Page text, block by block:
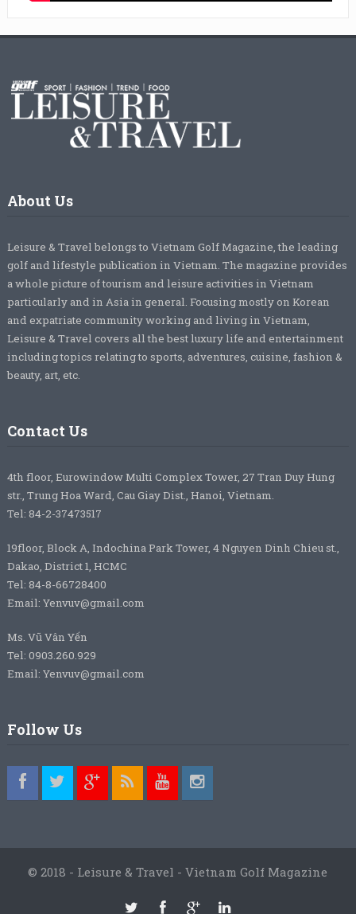
About Us
Leisure & Travel belongs to Vietnam Golf Magazine, the leading
golf and lifestyle publication in Vietnam. The magazine provides
a whole picture of tourism and leisure activities in Vietnam
particularly and in Asia in general. Focusing mostly on Korean
and expatriate community working and living in Vietnam,
Leisure & Travel covers all the best luxury life and entertainment
including topics relating to sports, adventures, cuisine, fashion &
beauty, art, etc.
Contact Us
4th floor, Eurowindow Multi Complex Tower, 27 Tran Duy Hung
str., Trung Hoa Ward, Cau Giay Dist., Hanoi, Vietnam.
Tel: 84-2-37473517
19floor, Block A, Indochina Park Tower, 4 Nguyen Dinh Chieu st.,
Dakao, District 1, HCMC
Tel: 84-8-66728400
Email: Yenvuv@gmail.com
Ms. Vũ Vân Yến
Tel: 0903.260.929
Email: Yenvuv@gmail.com
Follow Us
© 2018 - Leisure & Travel - Vietnam Golf Magazine